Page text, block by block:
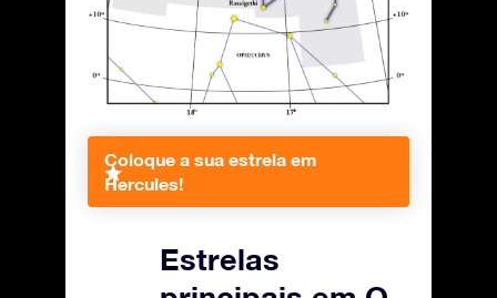
Coloque a sua estrela em
Hercules!
Estrelas